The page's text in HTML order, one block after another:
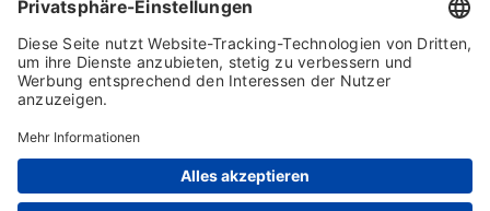
Impressum Datenschutz AGB Barrierefreiheit